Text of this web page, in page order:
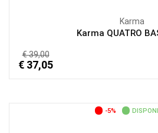
Karma
Karma QUATRO
€ 39,00
€ 37,05
-5%